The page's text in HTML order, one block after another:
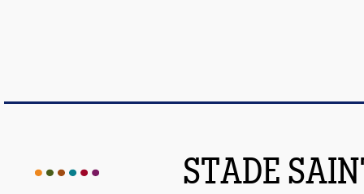
STADE